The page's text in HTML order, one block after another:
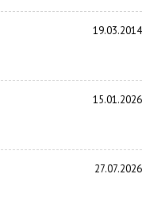
19.03.2014
15.01.2026
27.07.2026